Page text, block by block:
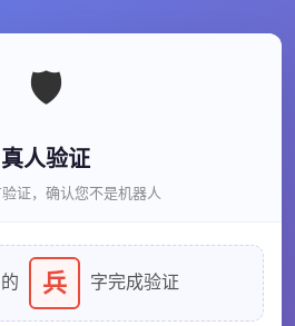
🛡️
真人验证
证，确认您不是机器人
兵 字完成验证